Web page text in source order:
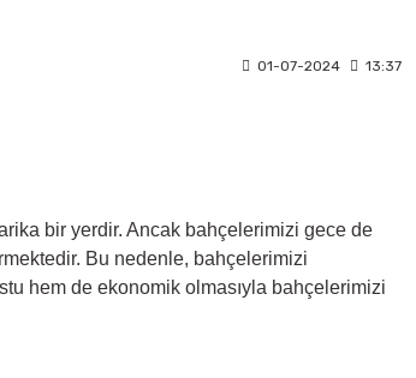
01-07-2024 13:37
bir yerdir. Ancak bahçelerimizi gece de
Bu nedenle, bahçelerimizi
hem de ekonomik olmasıyla bahçelerimizi